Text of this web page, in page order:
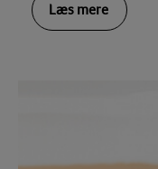
Læs mere